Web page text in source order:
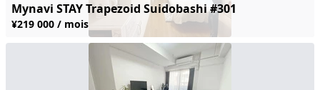
Mynavi STAY Trapezoid Suidobashi #301
¥219 000 / mois